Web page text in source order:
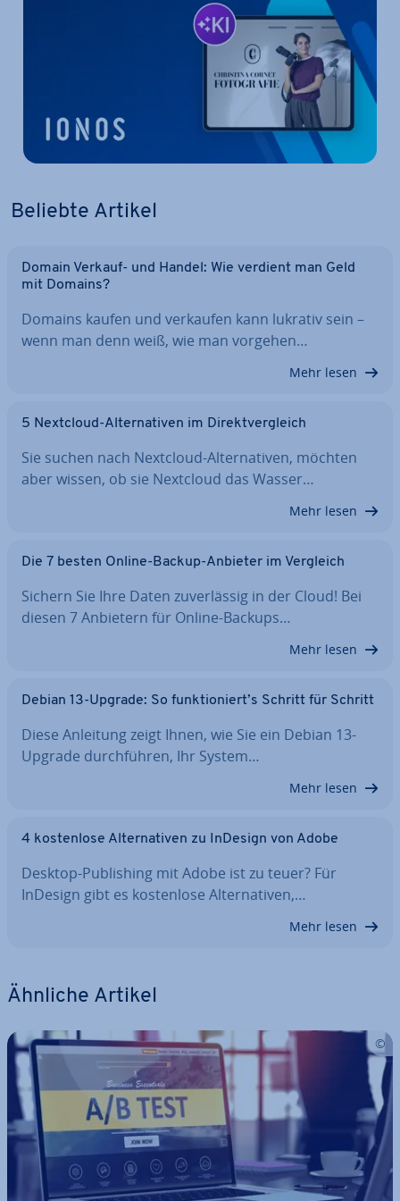
Beliebte Artikel
Domain Verkauf- und Handel: Wie verdient man Geld
mit Domains?
Domains kaufen und verkaufen kann lukrativ sein –
wenn man denn weiß, wie man vorgehen…
Mehr lesen
5 Nextcloud-Al­ter­na­ti­ven im Di­rekt­ver­gleich
Sie suchen nach Nextcloud-Al­ter­na­ti­ven, möchten
aber wissen, ob sie Nextcloud das Wasser…
Mehr lesen
Die 7 besten Online-Backup-Anbieter im Vergleich
Sichern Sie Ihre Daten zu­ver­läs­sig in der Cloud! Bei
diesen 7 Anbietern für Online-Backups…
Mehr lesen
Debian 13-Upgrade: So funk­tio­niert’s Schritt für Schritt
Diese Anleitung zeigt Ihnen, wie Sie ein Debian 13-
Upgrade durch­füh­ren, Ihr System…
Mehr lesen
4 kos­ten­lo­se Al­ter­na­ti­ven zu InDesign von Adobe
Desktop-Pu­bli­shing mit Adobe ist zu teuer? Für
InDesign gibt es kos­ten­lo­se Al­ter­na­ti­ven,…
Mehr lesen
Ähnliche Artikel